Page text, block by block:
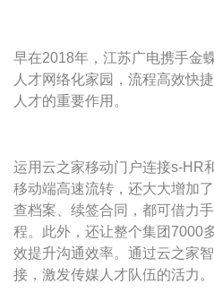
早在2018年，江苏广电携手金
人才网络化家园，流程高效快
人才的重要作用。
运用云之家移动门户连接s-HR
移动端高速流转，还大大增加
查档案、续签合同，都可借力
程。此外，还让整个集团7000
效提升沟通效率。通过云之家
接，激发传媒人才队伍的活力。